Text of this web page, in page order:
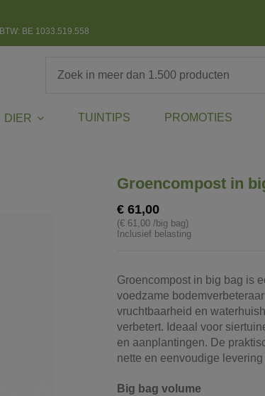
BTW: BE 1033.519.558
DIER TUINTIPS PROMOTIES
Groencompost in
€ 61,00
(€ 61,00 /big bag)
Inclusief belasting
Groencompost in big bag is
voedzame
vruchtbaarheid en
verbetert. Ideaal voor
en aanplantingen. De
nette en eenvoudige
Big bag volume